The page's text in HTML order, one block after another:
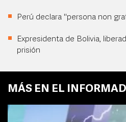
Perú declara "persona non
Expresidenta de Bolivia,
prisión
MÁS EN EL